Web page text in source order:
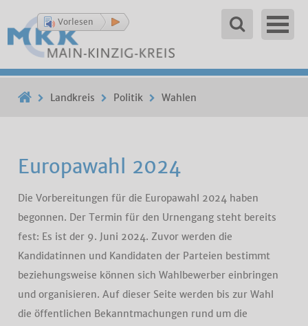
Vorlesen
Landkreis Politik Wahlen
Europawahl 2024
Die Vorbereitungen für die Europawahl 2024 haben
begonnen. Der Termin für den Urnengang steht bereits
fest: Es ist der 9. Juni 2024. Zuvor werden die
Kandidatinnen und Kandidaten der Parteien bestimmt
beziehungsweise können sich Wahlbewerber einbringen
und organisieren. Auf dieser Seite werden bis zur Wahl
die öffentlichen Bekanntmachungen rund um die